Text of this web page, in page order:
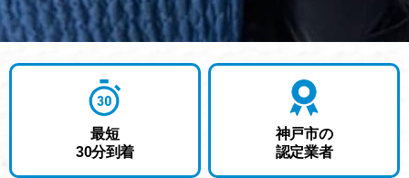
最短
30分到着
神戸市の
認定業者